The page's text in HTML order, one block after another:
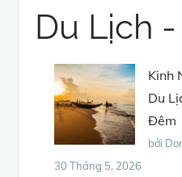
Du Lịch
Kinh
Du
Đêm
bởi
30 Tháng 5, 2026